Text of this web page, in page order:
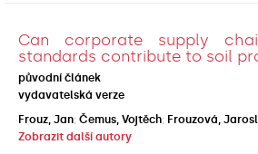
Can corporate supply
standards contribute to soil
původní článek
vydavatelská verze
Frouz, Jan; Čemus, Vojtěch; Frouzová,
Zobrazit další autory